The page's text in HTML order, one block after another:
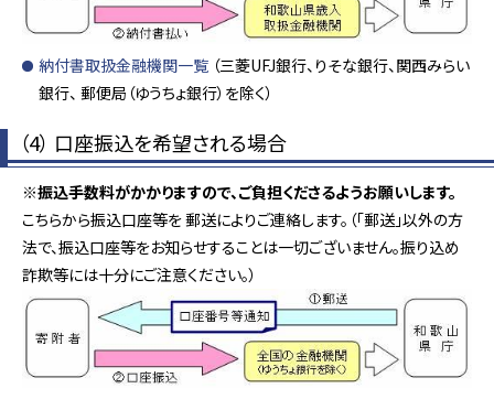
納付書取扱金融機関一覧 （三菱UFJ銀行、りそな銀行、関西みらい
銀行、 郵便局（ゆうちょ銀行）を除く）
（4） 口座振込を希望される場合
※振込手数料がかかりますので、ご負担くださるようお願いします。
こちらから振込口座等を 郵送によりご連絡します。（「郵送」以外の方
法で、振込口座等をお知らせすることは一切ございません。振り込め
詐欺等には十分にご注意ください。）